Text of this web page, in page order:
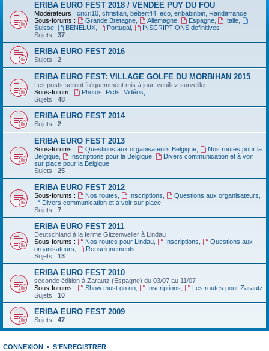
ERIBA EURO FEST 2018 / VENDEE PUY DU FOU
Modérateurs : cricri10 christian bébert44 eco eribabinbin Randafrance
Sous-forums :
Grande Bretagne, Allemagne, Espagne, Italie
Suisse
BENELUX, Portugal,
INSCRIPTIONS definitives
Sujets : 37
ERIBA EURO FEST 2016
Sujets : 2
ERIBA EURO FEST: VILLAGE GOLFE DU MORBIHAN 2015
Les posts seront fréquemment mis à jour, veuillez surveiller
Sous-forum :
Photos, Picts, Vidéos, ....
Sujets : 48
ERIBA EURO FEST 2014
Sujets : 2
ERIBA EURO FEST 2013
Sous-forums : Questions aux organisateurs Belgique,
Nos routes pour la
Belgique
Inscriptions pour la Belgique,
Divers communication et à voir
sur place pour la Belgique
Sujets : 25
ERIBA EURO FEST 2012
Sous-forums : Nos routes Inscriptions Questions aux organisateurs
Divers communication et à voir sur place
Sujets : 7
ERIBA EURO FEST 2011
Deutschland‏ à la ferme Gitzenweiler à Lindau
Sous-forums :
Nos routes pour Lindau, Inscriptions
Questions aux
organisateurs
Renseignements
Sujets : 13
ERIBA EURO FEST 2010
seconde édition à Zarautz (Espagne) du 03/07 au 11/07
Sous-forums :
Show must go on, Inscriptions
Les routes pour Zarautz
Sujets : 10
ERIBA EURO FEST 2009
Sujets : 47
CONNEXION • S’ENREGISTRER